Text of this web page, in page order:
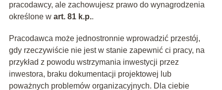
pracodawcy, ale zachowujesz prawo do wynagrodzenia
określone w art. 81 k.p..
Pracodawca może jednostronnie wprowadzić przestój,
gdy rzeczywiście nie jest w stanie zapewnić ci pracy, na
przykład z powodu wstrzymania inwestycji przez
inwestora, braku dokumentacji projektowej lub
poważnych problemów organizacyjnych. Dla ciebie